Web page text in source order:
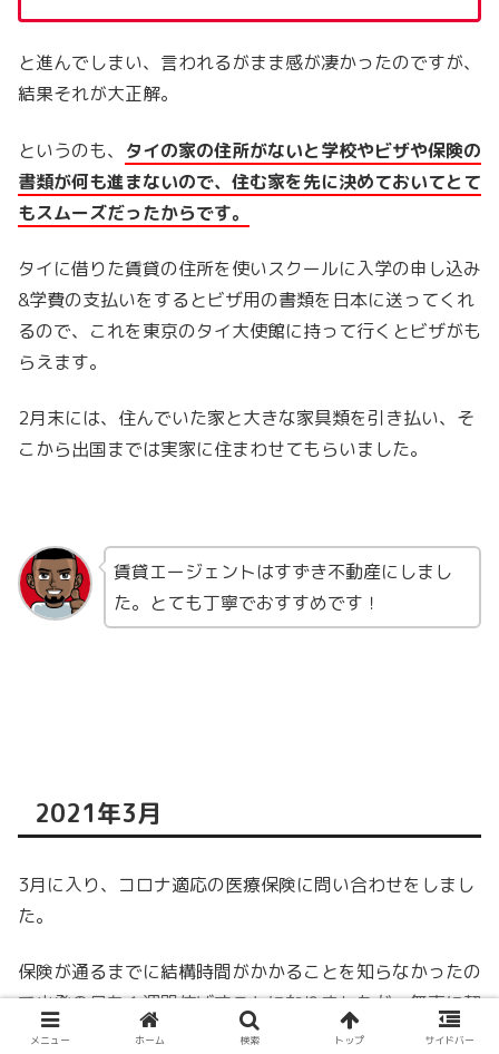
と進んでしまい、言われるがまま感が凄かったのですが、
結果それが大正解。
というのも、 タイの家の住所がないと学校やビザや保険の
書類が何も進まないので、住む家を先に決めておいてとて
もスムーズだったからです。
タイに借りた賃貸の住所を使いスクールに入学の申し込み
&学費の支払いをするとビザ用の書類を日本に送ってくれ
るので、これを東京のタイ大使館に持って行くとビザがも
らえます。
2月末には、住んでいた家と大きな家具類を引き払い、そ
こから出国までは実家に住まわせてもらいました。
賃貸エージェントはすずき不動産にしまし
た。とても丁寧でおすすめです！
2021年3月
3月に入り、コロナ適応の医療保険に問い合わせをしまし
た。
保険が通るまでに結構時間がかかることを知らなかったの
で出発の日を１週間伸ばすことになりましたが、無事に契
約して保険料支払い完了。（出国の2ヶ月前には保険の申
メニュー ホーム 検索 トップ サイドバー